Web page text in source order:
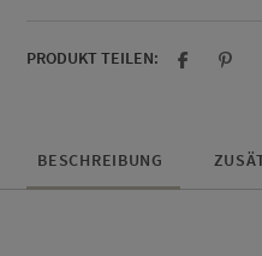
PRODUKT TEILEN:
BESCHREIBUNG